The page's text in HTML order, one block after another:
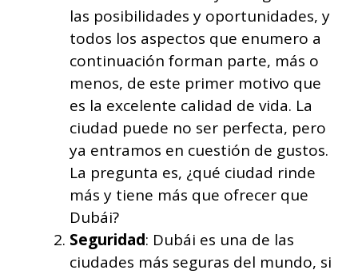
las posibilidades y oportunidades, y
todos los aspectos que enumero a
continuación forman parte, más o
menos, de este primer motivo que
es la excelente calidad de vida. La
ciudad puede no ser perfecta, pero
ya entramos en cuestión de gustos.
La pregunta es, ¿qué ciudad rinde
más y tiene más que ofrecer que
Dubái?
Seguridad: Dubái es una de las
ciudades más seguras del mundo, si